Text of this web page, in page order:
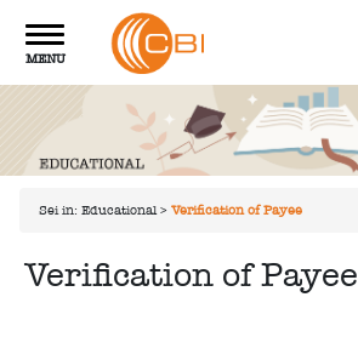
Toggle
navigation
MENU
Sei in: Educational > Verification of Payee
Verification of Payee